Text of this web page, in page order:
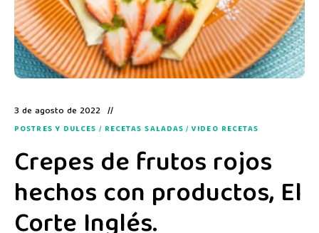
3 de agosto de 2022
POSTRES Y DULCES / RECETAS SALADAS / VIDEO RECETAS
Crepes de frutos rojos
hechos con productos, El